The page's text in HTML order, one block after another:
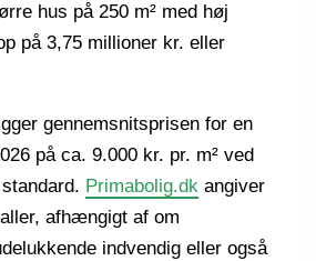
hus på 250 m² med høj
på 3,75 millioner kr. eller
gennemsnitsprisen for en
på ca. 9.000 kr. pr. m² ved
Primabolig.dk angiver
afhængigt af om
indvendig eller også